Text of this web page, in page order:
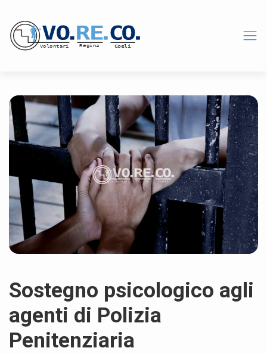
Sostegno psicologico agli
agenti di Polizia
Penitenziaria